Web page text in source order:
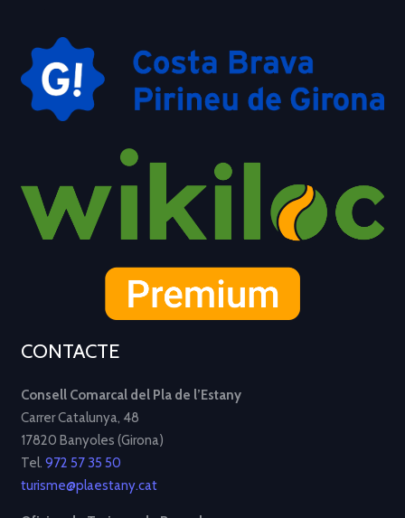
CONTACTE
Consell Comarcal del Pla de l’Estany
Carrer Catalunya, 48
17820 Banyoles (Girona)
Tel. 972 57 35 50
turisme@plaestany.cat